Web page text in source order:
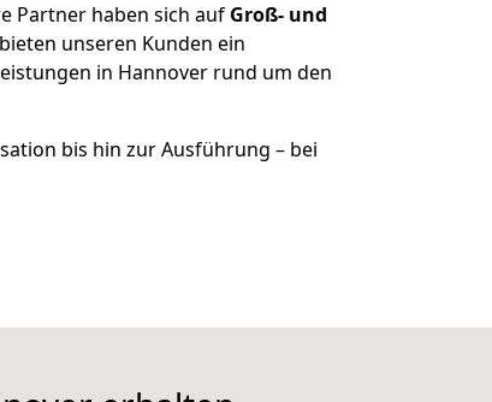
Partner haben sich auf Groß- und
unseren Kunden ein
in Hannover rund um den
bis hin zur Ausführung – bei